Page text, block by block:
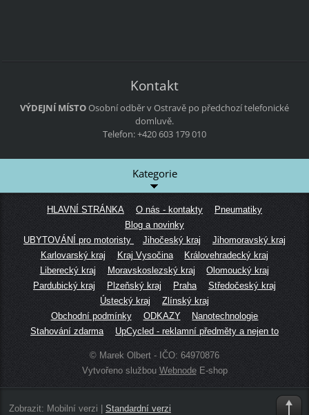
Kontakt
VÝDEJNÍ MÍSTOOsobní odběr v Ostravě po předchozí telefonické
domluvě.
Telefon: +420 603 179 010
Kategorie
HLAVNÍ STRÁNKA O nás - kontakty
Pneumatiky
Blog a novinky
UBYTOVÁNÍ pro motoristy
Jihočeský kraj
Jihomoravský kraj
Karlovarský kraj
Kraj Vysočina
Královehradecký kraj
Liberecký kraj
Moravskoslezský kraj
Olomoucký kraj
Pardubický kraj
Plzeňský kraj Praha
Středočeský kraj
Ústecký kraj
Zlínský kraj
Obchodní podmínky
ODKAZY
Nanotechnologie
Stahování zdarma
UpCycled - reklamní předměty a nejen to
© Marek Olbert - IČO: 64970876
Vytvořeno službou WebnodeE-shop
Zobrazit: Mobilní verzi Standardní verzi